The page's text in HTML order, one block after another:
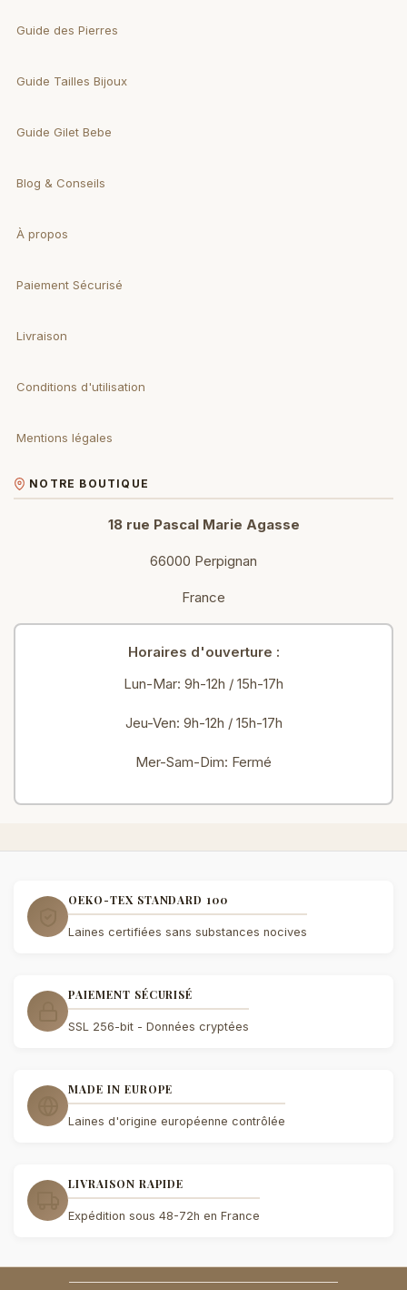
Guide des Pierres
Guide Tailles Bijoux
Guide Gilet Bebe
Blog & Conseils
À propos
Paiement Sécurisé
Livraison
Conditions d'utilisation
Mentions légales
NOTRE BOUTIQUE
18 rue Pascal Marie Agasse
66000 Perpignan
France
Horaires d'ouverture :
Lun-Mar: 9h-12h / 15h-17h
Jeu-Ven: 9h-12h / 15h-17h
Mer-Sam-Dim: Fermé
OEKO-TEX STANDARD 100
Laines certifiées sans substances nocives
PAIEMENT SÉCURISÉ
SSL 256-bit - Données cryptées
MADE IN EUROPE
Laines d'origine européenne contrôlée
LIVRAISON RAPIDE
Expédition sous 48-72h en France